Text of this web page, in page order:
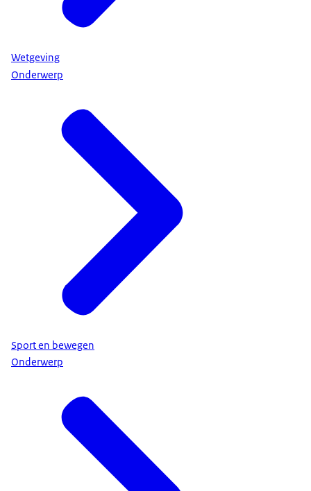
Wetgeving
Onderwerp
Sport en bewegen
Onderwerp